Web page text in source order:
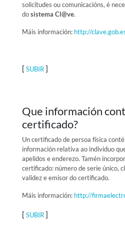
solicitudes ou comunicacións, é
dosistema Cl@ve.
Máis información: http://
[ SUBIR]
Que información
certificado?
Un certificado de persoa física
información relativa ao individuo
apelidos e enderezo. Tamén
certificado: número de serie único,
validez e emisor do certificado.
Máis información: http://
[ SUBIR]